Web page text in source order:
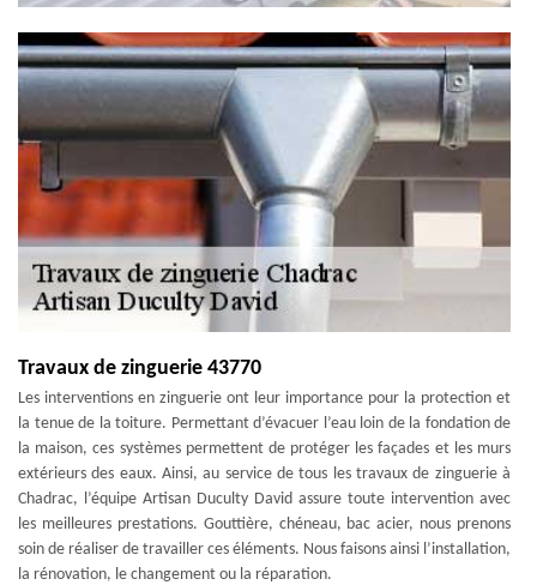
Travaux de zinguerie 43770
Les interventions en zinguerie ont leur importance pour la protection et
la tenue de la toiture. Permettant d’évacuer l’eau loin de la fondation de
la maison, ces systèmes permettent de protéger les façades et les murs
extérieurs des eaux. Ainsi, au service de tous les travaux de zinguerie à
Chadrac, l’équipe Artisan Duculty David assure toute intervention avec
les meilleures prestations. Gouttière, chéneau, bac acier, nous prenons
soin de réaliser de travailler ces éléments. Nous faisons ainsi l’installation,
la rénovation, le changement ou la réparation.